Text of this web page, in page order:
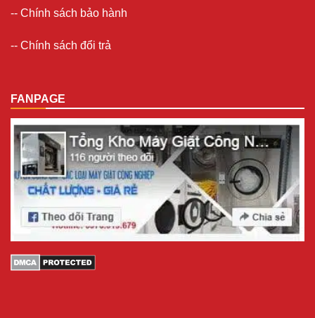
-- Chính sách bảo hành
-- Chính sách đổi trả
FANPAGE